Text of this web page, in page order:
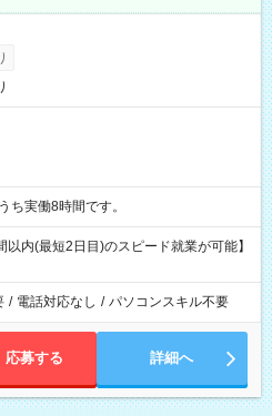
記のうち実働8時間です。
内(最短2日目)のスピード就業が可能】
/ 電話対応なし / パソコンスキル不要
応募する 詳細へ